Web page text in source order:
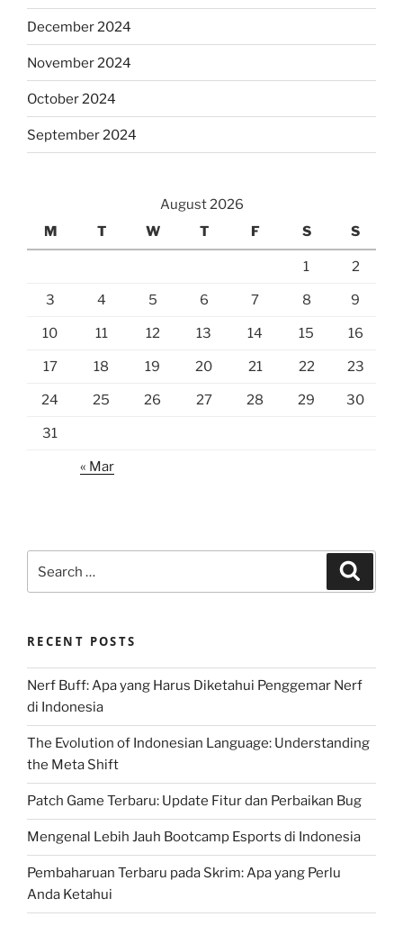
December 2024
November 2024
October 2024
September 2024
August 2026
M
T W T F S S
1 2
3 4 5 6 7 8 9
10 11 12 13 14 15 16
17 18 19 20 21 22 23
24 25 26 27 28 29 30
31
« Mar
for:
RECENT POSTS
Nerf Buff: Apa yang Harus Diketahui Penggemar Nerf
di Indonesia
The Evolution of Indonesian Language: Understanding
the Meta Shift
Patch Game Terbaru: Update Fitur dan Perbaikan Bug
Mengenal Lebih Jauh Bootcamp Esports di Indonesia
Pembaharuan Terbaru pada Skrim: Apa yang Perlu
Anda Ketahui